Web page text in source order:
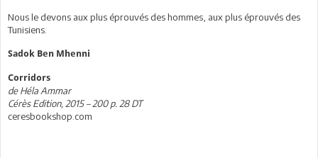
Nous le devons aux plus éprouvés des hommes, aux plus éprouvés des
Tunisiens.
Sadok Ben Mhenni
Corridors
de Héla Ammar
Cérès Edition, 2015 – 200 p. 28 DT
ceresbookshop.com